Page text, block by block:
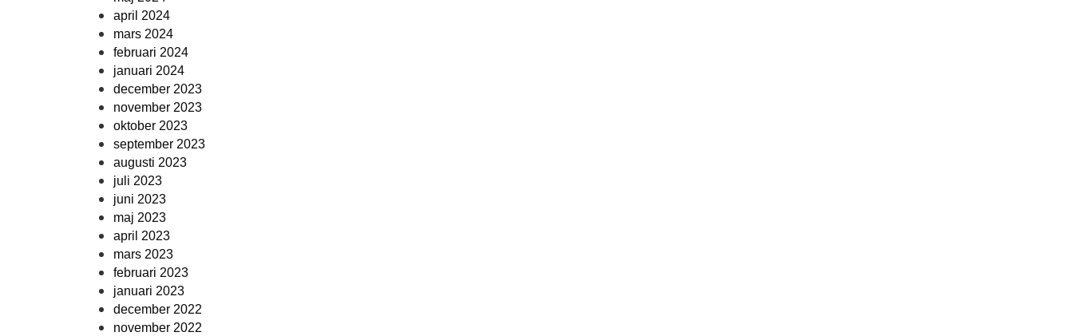
april 2024
mars 2024
februari 2024
januari 2024
december 2023
november 2023
oktober 2023
september 2023
augusti 2023
juli 2023
juni 2023
maj 2023
april 2023
mars 2023
februari 2023
januari 2023
december 2022
november 2022